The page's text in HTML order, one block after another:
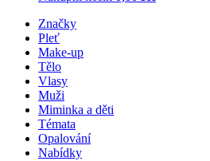
Značky
Pleť
Make-up
Tělo
Vlasy
Muži
Miminka a děti
Témata
Opalování
Nabídky